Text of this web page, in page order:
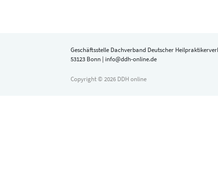
Geschäftsstelle Dachverband Deutscher
53123 Bonn | info@ddh-online.de
Copyright © 2026 DDH online